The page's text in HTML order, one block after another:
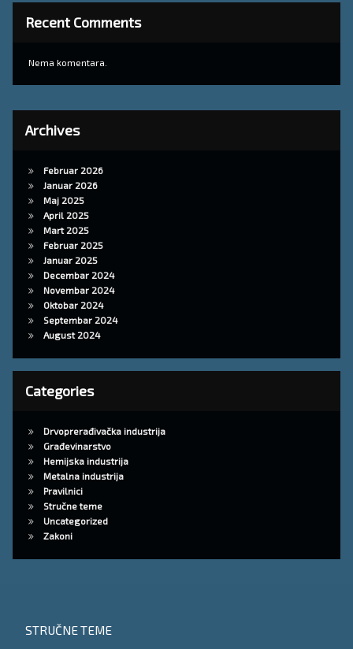
Recent Comments
Nema komentara.
Archives
Februar 2026
Januar 2026
Maj 2025
April 2025
Mart 2025
Februar 2025
Januar 2025
Decembar 2024
Novembar 2024
Oktobar 2024
Septembar 2024
August 2024
Categories
Drvoprerađivačka industrija
Građevinarstvo
Hemijska industrija
Metalna industrija
Pravilnici
Stručne teme
Uncategorized
Zakoni
STRUČNE TEME